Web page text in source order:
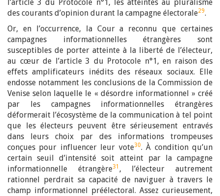
l’article 3 du Protocole n°1, les atteintes au pluralisme
des courants d’opinion durant la campagne électorale29.
Or, en l’occurrence, la Cour a reconnu que certaines
campagnes informationnelles étrangères sont
susceptibles de porter atteinte à la liberté de l’électeur,
au cœur de l’article 3 du Protocole n°1, en raison des
effets amplificateurs inédits des réseaux sociaux. Elle
endosse notamment les conclusions de la Commission de
Venise selon laquelle le « désordre informationnel » créé
par les campagnes informationnelles étrangères
déformerait l’écosystème de la communication à tel point
que les électeurs peuvent être sérieusement entravés
dans leurs choix par des informations trompeuses
conçues pour influencer leur vote30. À condition qu’un
certain seuil d’intensité soit atteint par la campagne
informationnelle étrangère31 , l’électeur autrement
rationnel perdrait sa capacité de naviguer à travers le
champ informationnel préélectoral. Assez curieusement,